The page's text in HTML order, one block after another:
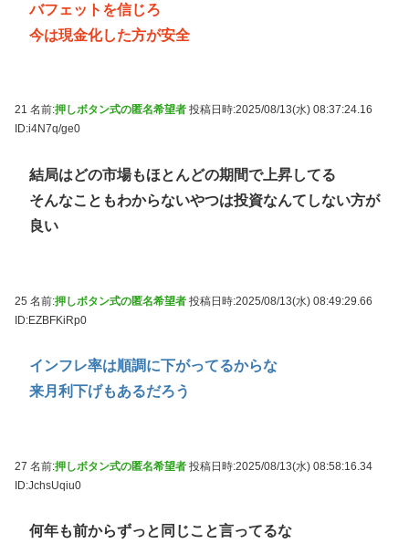
バフェットを信じろ
今は現金化した方が安全
21 名前:押しボタン式の匿名希望者 投稿日時:2025/08/13(水) 08:37:24.16
ID:i4N7q/ge0
結局はどの市場もほとんどの期間で上昇してる
そんなこともわからないやつは投資なんてしない方が
良い
25 名前:押しボタン式の匿名希望者 投稿日時:2025/08/13(水) 08:49:29.66
ID:EZBFKiRp0
インフレ率は順調に下がってるからな
来月利下げもあるだろう
27 名前:押しボタン式の匿名希望者 投稿日時:2025/08/13(水) 08:58:16.34
ID:JchsUqiu0
何年も前からずっと同じこと言ってるな